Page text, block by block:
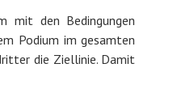
mit den Bedingungen
Podium im gesamten
die Ziellinie. Damit